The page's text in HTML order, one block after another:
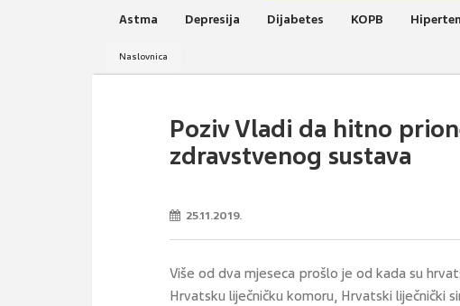
Astma Depresija Dijabetes KOPB
Naslovnica
Poziv Vladi da hitno
zdravstvenog sustava
25.11.2019.
Više od dva mjeseca prošlo je od kada su
Hrvatsku liječničku komoru, Hrvatski liječnički